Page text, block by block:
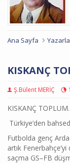
Ana Sayfa
KISKANÇ
Ş.Bülent MERİÇ
KISKANÇ
Türkiye’den
Futbolda genç Arda
artık
saçma GS–FB